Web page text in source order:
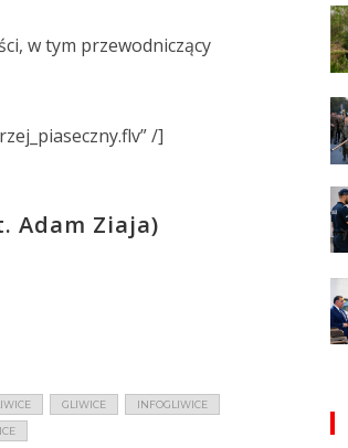
w tym przewodniczący
/]
Adam Ziaja)
GLIWICE INFOGLIWICE